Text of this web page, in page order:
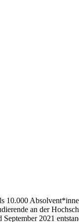
10.000
an der
2021